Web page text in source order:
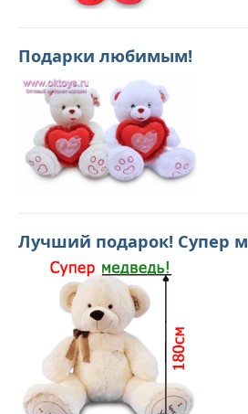
Подарки любимым!
Лучший подарок! Супер